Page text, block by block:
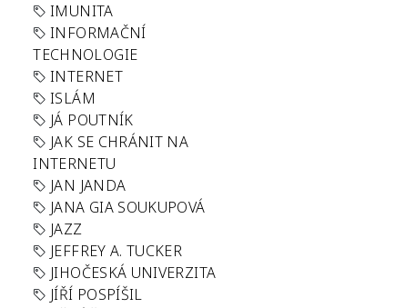
IMUNITA
INFORMAČNÍ
TECHNOLOGIE
INTERNET
ISLÁM
JÁ POUTNÍK
JAK SE CHRÁNIT NA
INTERNETU
JAN JANDA
JANA GIA SOUKUPOVÁ
JAZZ
JEFFREY A. TUCKER
JIHOČESKÁ UNIVERZITA
JÍŘÍ POSPÍŠIL